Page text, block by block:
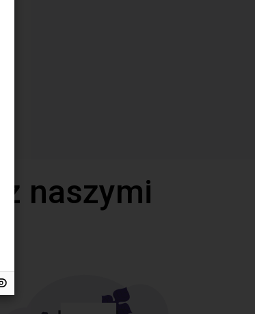
naszymi